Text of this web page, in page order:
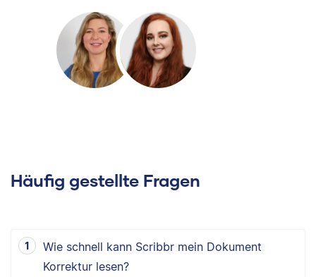
Häufig gestellte Fragen
Wie schnell kann Scribbr mein Dokument
Korrektur lesen?